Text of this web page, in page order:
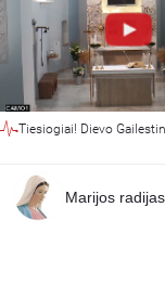
Tiesiogiai! Dievo
Marijos